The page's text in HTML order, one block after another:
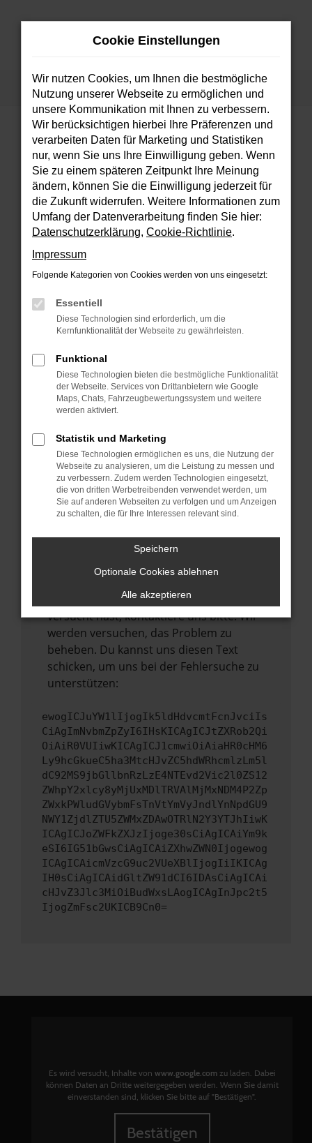
Zum
Startseite Fahrzeugsuche
FEHLER: NETWORK ERROR
Beim Laden ist ein Fehler aufgetreten.
Hier sind ein paar Tipps, die dir helfen können:
Überprüfe deine Firewall und deine
Internetverbindung.
Laden andere Webseiten, zum Beispiel
deine Suchmaschine?
Prüfe deine Browsererweiterungen.
Manche Erweiterungen, wie Werbeblocker,
können das Laden bestimmter Seiten
anderen Browser oder in einem privaten
Fenster?
Starte dein Gerät neu.
vorübergehende Probleme zu beheben.
Stelle sicher, dass dein Browser und dein
Betriebssystem auf dem neuesten Stand
sind.
Veraltete Software birgt nicht nur ein
führen, dass bestimmte Funktionen nicht
Wende dich an den Webseitenbetreiber.
Wenn du alle oben genannten Schritte
versucht hast, kontaktiere uns bitte. Wir
werden versuchen, das Problem zu
beheben. Du kannst uns diesen Text
schicken, um uns bei der Fehlersuche zu
unterstützen:
ewogICJuYW1lIjogIk5ldHdvcmtFcnJvciIs
CiAgImNvbmZpZyI6IHsKICAgICJtZXRob2Qi
OiAiR0VUIiwKICAgICJ1cmwiOiAiaHR0cHM6
Ly9hcGkueC5ha3MtcHJvZC5hdWRhcmlzLm5l
dC92MS9jbGllbnRzLzE4NTEvd2Vic2l0ZS12
ZWhpY2xlcy8yMjUxMDlTRVAlMjMxNDM4P2Zp
ZWxkPWludGVybmFsTnVtYmVyJndlYnNpdGU9
NWY1ZjdlZTU5ZWMxZDAwOTRlN2Y3YTJhIiwK
ICAgICJoZWFkZXJzIjoge30sCiAgICAiYm9k
eSI6IG51bGwsCiAgICAiZXhwZWN0Ijogewog
ICAgICAicmVzcG9uc2VUeXBlIjogIiIKICAg
IH0sCiAgICAidGltZW91dCI6IDAsCiAgICAi
cHJvZ3Jlc3MiOiBudWxsLAogICAgInJpc2t5
IjogZmFsc2UKICB9Cn0=
Es wird versucht, Inhalte von www.google.comzu laden. Dabei
können Daten an Dritte weitergegeben werden. Wenn Sie damit
einverstanden sind, klicken Sie bitte auf "Bestätigen".
Bestätigen
Cookie Einstellungen
Wir nutzen Cookies, um Ihnen die bestmögliche
Nutzung unserer Webseite zu ermöglichen und
unsere Kommunikation mit Ihnen zu verbessern.
Wir berücksichtigen hierbei Ihre Präferenzen und
verarbeiten Daten für Marketing und Statistiken
nur, wenn Sie uns Ihre Einwilligung geben. Wenn
Sie zu einem späteren Zeitpunkt Ihre Meinung
ändern, können Sie die Einwilligung jederzeit für
die Zukunft widerrufen. Weitere Informationen zum
Umfang der Datenverarbeitung finden Sie hier:
Datenschutzerklärung, Cookie-Richtlinie.
Impressum
Folgende Kategorien von Cookies werden von uns eingesetzt:
Essentiell
Diese Technologien sind erforderlich, um die
Kernfunktionalität der Webseite zu gewährleisten.
Funktional
Diese Technologien bieten die bestmögliche Funktionalität
der Webseite. Services von Drittanbietern wie Google
Maps, Chats, Fahrzeugbewertungssystem und weitere
werden aktiviert.
Statistik und Marketing
Diese Technologien ermöglichen es uns, die Nutzung der
Webseite zu analysieren, um die Leistung zu messen und
zu verbessern. Zudem werden Technologien eingesetzt,
die von dritten Werbetreibenden verwendet werden, um
Sie auf anderen Webseiten zu verfolgen und um Anzeigen
zu schalten, die für Ihre Interessen relevant sind.
Speichern
Optionale Cookies ablehnen
Alle akzeptieren